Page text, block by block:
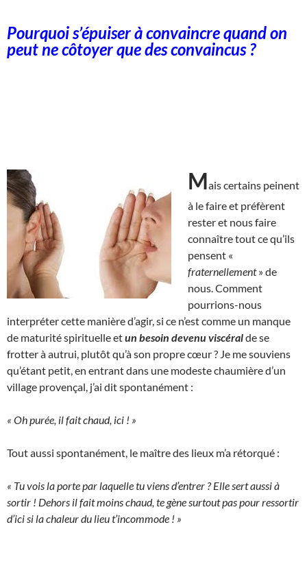
Pourquoi s’épuiser à convaincre quand on
peut ne côtoyer que des convaincus ?
Mais certains peinent
à le faire et préfèrent
rester et nous faire
connaître tout ce qu’ils
pensent «
fraternellement» de
nous. Comment
pourrions-nous
interpréter cette manière d’agir, si ce n’est comme un manque
de maturité spirituelle etun besoin devenu viscéralde se
frotter à autrui, plutôt qu’à son propre cœur ? Je me souviens
qu’étant petit, en entrant dans une modeste chaumière d’un
village provençal, j’ai dit spontanément :
« Oh purée, il fait chaud, ici ! »
Tout aussi spontanément, le maître des lieux m’a rétorqué :
« Tu vois la porte par laquelle tu viens d’entrer ? Elle sert aussi à
sortir ! Dehors il fait moins chaud, te gène surtout pas pour ressortir
d’ici si la chaleur du lieu t’incommode ! »